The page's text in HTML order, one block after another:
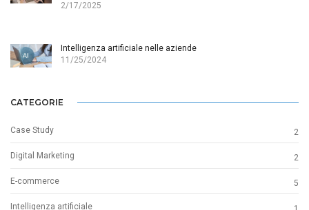
2/17/2025
Intelligenza artificiale nelle aziende
11/25/2024
CATEGORIE
Case Study 2
Digital Marketing 2
E-commerce 5
Intelligenza artificiale